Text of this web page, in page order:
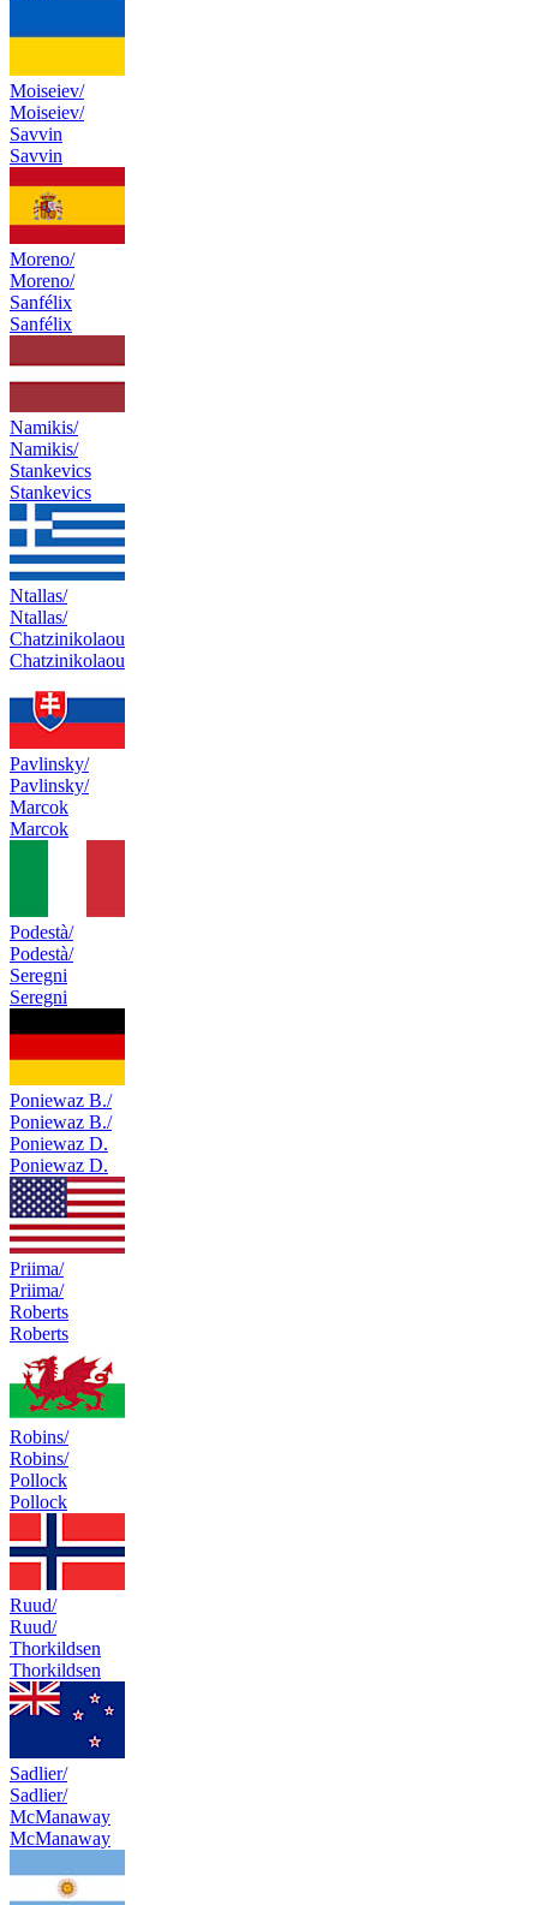
Moiseiev/
Moiseiev/
Savvin
Savvin
Moreno/
Moreno/
Sanfélix
Sanfélix
Namikis/
Namikis/
Stankevics
Stankevics
Ntallas/
Ntallas/
Chatzinikolaou
Chatzinikolaou
Pavlinsky/
Pavlinsky/
Marcok
Marcok
Podestà/
Podestà/
Seregni
Seregni
Poniewaz B./
Poniewaz B./
Poniewaz D.
Poniewaz D.
Priima/
Priima/
Roberts
Roberts
Robins/
Robins/
Pollock
Pollock
Ruud/
Ruud/
Thorkildsen
Thorkildsen
Sadlier/
Sadlier/
McManaway
McManaway